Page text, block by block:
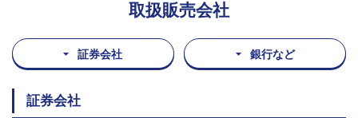
取扱販売会社
証券会社 銀行など
証券会社